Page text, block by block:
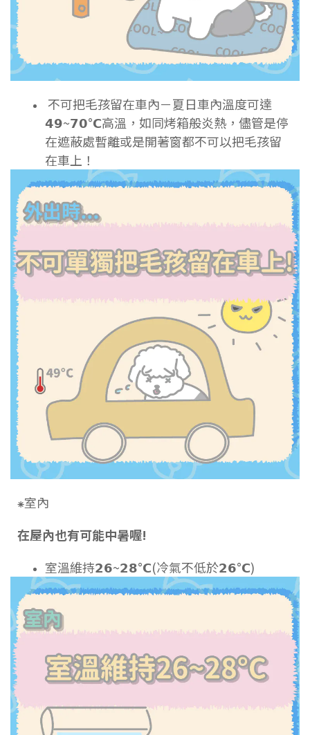
不可把毛孩留在車內－夏日車內溫度可達
𝟰𝟵~𝟳𝟬°𝗖高溫，如同烤箱般炎熱，儘管是停
在遮蔽處暫離或是開著窗都不可以把毛孩留
在車上！
⁕室內
在屋內也有可能中暑喔!
室溫維持𝟮𝟲~𝟮𝟴°𝗖(冷氣不低於𝟮𝟲°𝗖)